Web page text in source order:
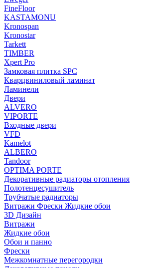
FineFloor
KASTAMONU
Kronospan
Kronostar
Tarkett
TIMBER
Xpert Pro
Замковая плитка SPC
Кварцвиниловый ламинат
Ламинели
Двери
ALVERO
VIPORTE
Входные двери
VFD
Kamelot
ALBERO
Tandoor
OPTIMA PORTE
Декоративные радиаторы отопления
Полотенцесушитель
Трубчатые радиаторы
Витражи Фрески Жидкие обои
3D Дизайн
Витражи
Жидкие обои
Обои и панно
Фрески
Межкомнатные перегородки